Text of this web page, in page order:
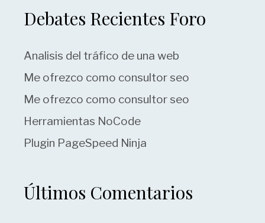
Debates Recientes Foro
Analisis del tráfico de una web
Me ofrezco como consultor seo
Me ofrezco como consultor seo
Herramientas NoCode
Plugin PageSpeed Ninja
Últimos Comentarios